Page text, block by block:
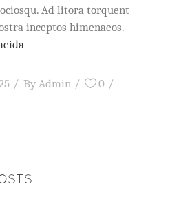
Ad litora torquent
inceptos himenaeos.
By Admin
0